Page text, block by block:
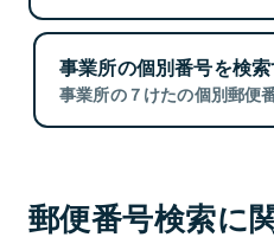
事業所の個別番号を検
事業所の７けたの個別郵便
郵便番号検索に